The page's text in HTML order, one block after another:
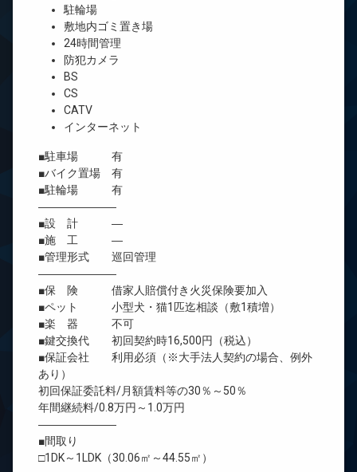
駐輪場
敷地内ゴミ置き場
24時間管理
防犯カメラ
BS
CS
CATV
インターネット
■駐車場 有
■バイク置場 有
■駐輪場 有
―――――――
■設 計 ―
■施 工 ―
■管理形式 巡回管理
―――――――
■保 険 借家人賠償付き火災保険要加入
■ペット 小型犬・猫1匹迄相談（敷1積増）
■楽 器 不可
■鍵交換代 初回契約時16,500円（税込）
■保証会社 利用必須（※大手法人契約の場合、例外
あり）
初回保証委託料/月額賃料等の30％～50％
年間継続料/0.8万円～1.0万円
―――――――
■間取り
□1DK～1LDK（30.06㎡～44.55㎡）